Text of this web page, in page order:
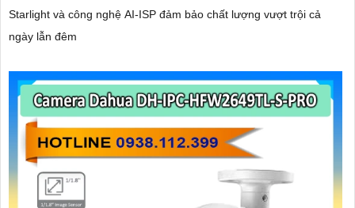
Starlight và công nghệ AI-ISP đảm bảo chất lượng vượt trội cả
ngày lẫn đêm